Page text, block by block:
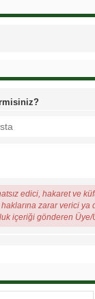
edici, hakaret ve
zarar verici
içeriği gönderen Üye/